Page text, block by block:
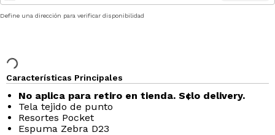
Define una dirección para verificar disponibilidad
Características Principales
No aplica para retiro en tienda. S¢lo delivery.
Tela tejido de punto
Resortes Pocket
Espuma Zebra D23